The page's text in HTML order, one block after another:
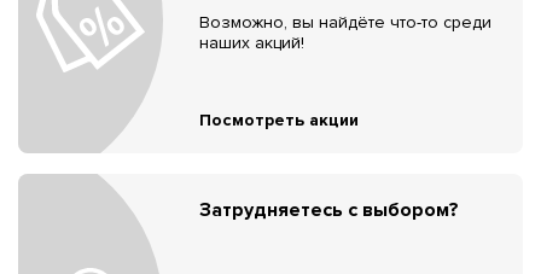
Возможно, вы найдёте что-то среди
наших акций!
Посмотреть акции
Затрудняетесь с выбором?